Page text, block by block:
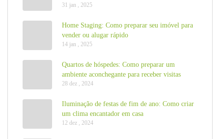
31 jan , 2025
Home Staging: Como preparar seu imóvel para
vender ou alugar rápido
14 jan , 2025
Quartos de hóspedes: Como preparar um
ambiente aconchegante para receber visitas
28 dez , 2024
Iluminação de festas de fim de ano: Como criar
um clima encantador em casa
12 dez , 2024